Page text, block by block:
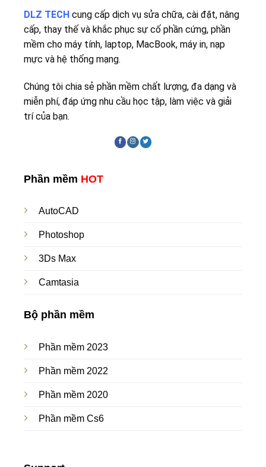
DLZ TECH cung cấp dịch vụ sửa chữa, cài đặt, nâng
cấp, thay thế và khắc phục sự cố phần cứng, phần
mềm cho máy tính, laptop, MacBook, máy in, nạp
mực và hệ thống mạng.
Chúng tôi chia sẻ phần mềm chất lượng, đa dạng và
miễn phí, đáp ứng nhu cầu học tập, làm việc và giải
trí của bạn.
Phần mềm HOT
AutoCAD
Photoshop
3Ds Max
Camtasia
Bộ phần mềm
Phần mềm 2023
Phần mềm 2022
Phần mềm 2020
Phần mềm Cs6